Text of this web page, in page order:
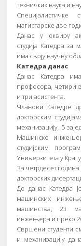
техничких наука и
Специјалистичке
магистарске две
Данас у оквиру
студија Катедра за
има своју научну
Катедра данас
Данас Катедра
професора, четири
и три асистента.
Чланови Катедре
докторским
механизацију, 5
Машинско
студијским
Универзитета у
За четрдесет
докторских
До данас Катедра
машинских
машинства, 23
инжењера и преко
Свршени студенти
и механизацију